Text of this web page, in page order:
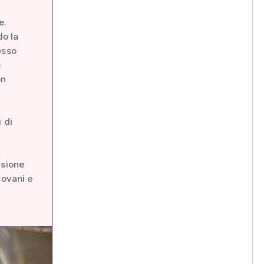
la
di
e